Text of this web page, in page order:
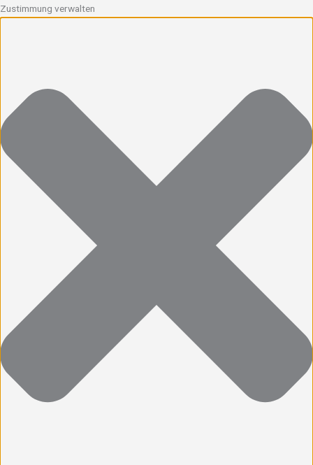
Zustimmung verwalten